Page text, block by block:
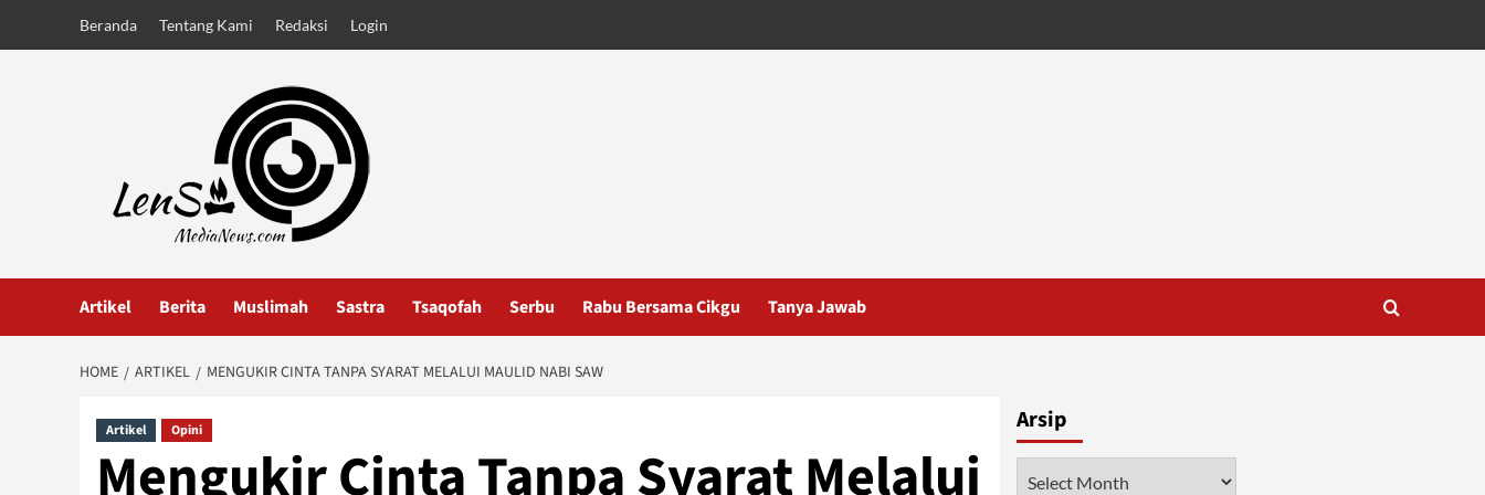
Beranda Tentang Kami Redaksi Login
Artikel Berita Muslimah Sastra Tsaqofah Serbu Rabu Bersama Cikgu Tanya Jawab
HOME ARTIKEL MENGUKIR CINTA TANPA SYARAT MELALUI MAULID NABI SAW
Artikel Opini
Mengukir Cinta Tanpa Syarat Melalui
Arsip